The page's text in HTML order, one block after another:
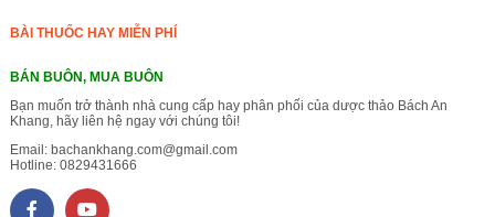
BÀI THUỐC HAY MIỄN PHÍ
BÁN BUÔN, MUA BUÔN
Bạn muốn trở thành nhà cung cấp hay phân phối của dược thảo Bách An
Khang, hãy liên hệ ngay với chúng tôi!
Email: bachankhang.com@gmail.com
Hotline: 0829431666